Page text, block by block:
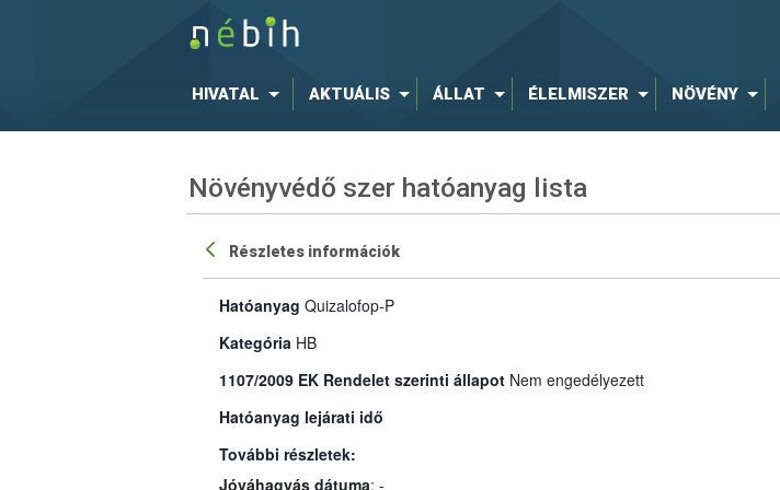
HIVATAL AKTUÁLIS ÁLLAT ÉLELMISZER NÖVÉNY
Növényvédő szer hatóanyag lista
Részletes információk
Hatóanyag Quizalofop-P
Kategória HB
1107/2009 EK Rendelet szerinti állapot Nem engedélyezett
Hatóanyag lejárati idő
További részletek:
Jóváhagyás dátuma: -